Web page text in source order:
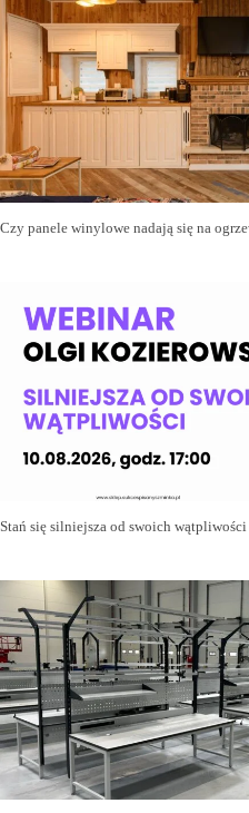
Czy panele winylowe nadają się na
Stań się silniejsza od swoich wątpliwości